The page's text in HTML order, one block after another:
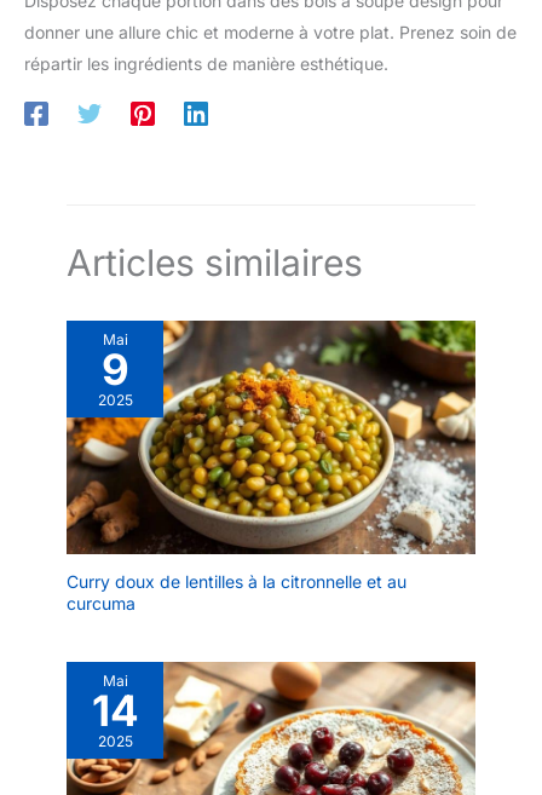
vitamines & minéraux
Qualité bio et artisanale
Sans gluten
donner une allure chic et moderne à votre plat. Prenez soin de
répartir les ingrédients de manière esthétique.
Articles similaires
Mai
9
2025
Curry doux de lentilles à la citronnelle et au
curcuma
Mai
14
2025